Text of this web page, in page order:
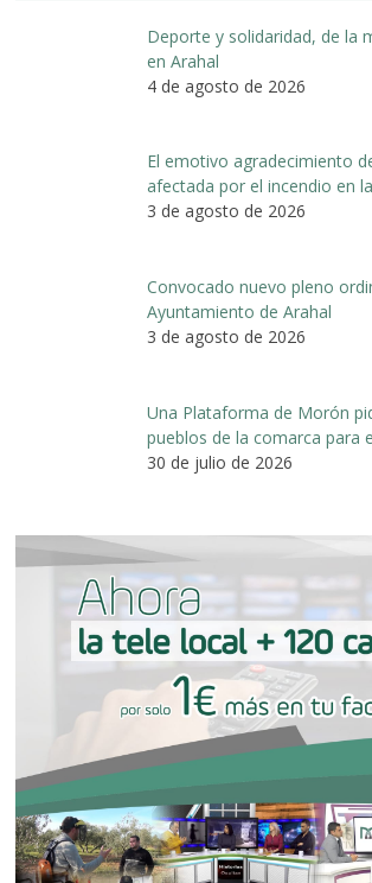
Deporte y solidaridad, de la
en Arahal
4 de agosto de 2026
El emotivo agradecimiento
afectada por el incendio en
3 de agosto de 2026
Convocado nuevo pleno
Ayuntamiento de Arahal
3 de agosto de 2026
Una Plataforma de Morón
pueblos de la comarca para
30 de julio de 2026